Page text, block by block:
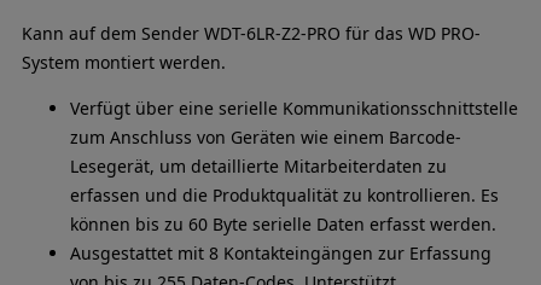
Kann auf dem Sender WDT-6LR-Z2-PRO für das WD PRO-
System montiert werden.
Verfügt über eine serielle Kommunikationsschnittstelle
zum Anschluss von Geräten wie einem Barcode-
Lesegerät, um detaillierte Mitarbeiterdaten zu
erfassen und die Produktqualität zu kontrollieren. Es
können bis zu 60 Byte serielle Daten erfasst werden.
Ausgestattet mit 8 Kontakteingängen zur Erfassung